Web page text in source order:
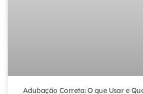
Adubação Correta: O que Usar e